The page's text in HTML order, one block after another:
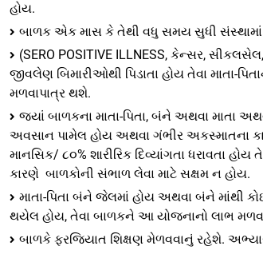
હોય.
બાળક એક માસ કે તેથી વધુ સમય સુધી
(SERO POSITIVE ILLNESS, કેન્સર,
જીવલેણ બિમારીઓથી પિડાતા હોય તેવા માતા-
મળવાપાત્ર થશે.
જ્યાં બાળકના માતા-પિતા, બંને અથવા માતા
અવસાન પામેલ હોય અથવા ગંભીર અકસ્માતના
માનસિક/ ૮૦% શારીરિક દિવ્યાંગતા ધરાવતા
કારણે બાળકોની સંભાળ લેવા માટે સક્ષમ ન હોય.
માતા-પિતા બંને જેલમાં હોય અથવા બંને
થયેલ હોય, તેવા બાળકને આ યોજનાનો લાભ
બાળકે ફરજિયાત શિક્ષણ મેળવવાનું રહેશે.